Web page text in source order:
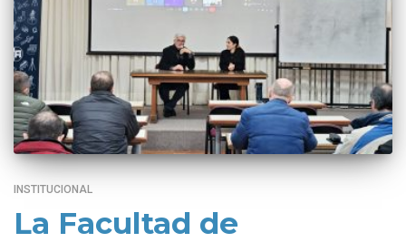
INSTITUCIONAL
La Facultad de